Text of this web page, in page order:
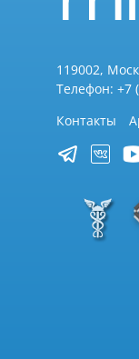
119002,
Телефон: +7
Контакты